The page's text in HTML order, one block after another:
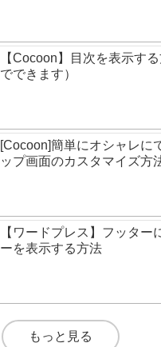
【Cocoon】目次を表示す
でできます）
[Cocoon]簡単にオシャレに
ップ画面のカスタマイズ方
【ワードプレス】フッター
ーを表示する方法
もっと見る